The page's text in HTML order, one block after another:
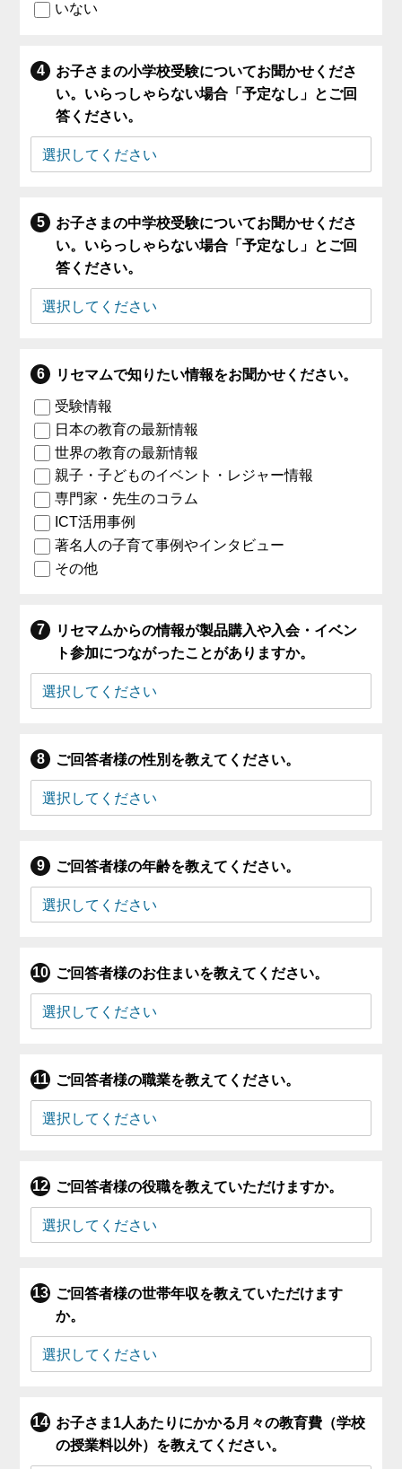
いない
お子さまの小学校受験についてお聞かせくださ
い。いらっしゃらない場合「予定なし」とご回
答ください。
お子さまの中学校受験についてお聞かせくださ
い。いらっしゃらない場合「予定なし」とご回
答ください。
リセマムで知りたい情報をお聞かせください。
受験情報
日本の教育の最新情報
世界の教育の最新情報
親子・子どものイベント・レジャー情報
専門家・先生のコラム
ICT活用事例
著名人の子育て事例やインタビュー
その他
リセマムからの情報が製品購入や入会・イベン
ト参加につながったことがありますか。
ご回答者様の性別を教えてください。
ご回答者様の年齢を教えてください。
ご回答者様のお住まいを教えてください。
ご回答者様の職業を教えてください。
ご回答者様の役職を教えていただけますか。
ご回答者様の世帯年収を教えていただけます
か。
お子さま1人あたりにかかる月々の教育費（学校
の授業料以外）を教えてください。